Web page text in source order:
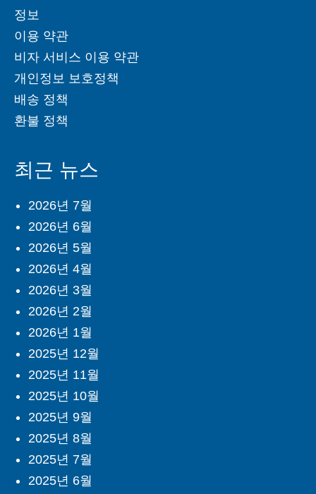
정보
이용 약관
비자 서비스 이용 약관
개인정보 보호정책
배송 정책
환불 정책
최근 뉴스
2026년 7월
2026년 6월
2026년 5월
2026년 4월
2026년 3월
2026년 2월
2026년 1월
2025년 12월
2025년 11월
2025년 10월
2025년 9월
2025년 8월
2025년 7월
2025년 6월